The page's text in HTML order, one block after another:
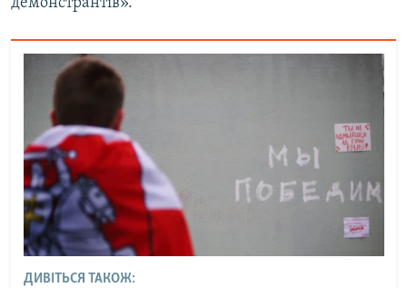
демонстрантів».
ДИВІТЬСЯ ТАКОЖ: